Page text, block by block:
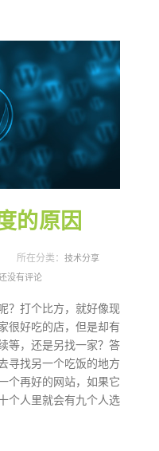
的原因
所在分类： 技术分享
没有评论
？打个比方，就好像现
很好吃的店，但是却有
等，还是另找一家？答
寻找另一个吃饭的地方
个再好的网站，如果它
个人里就会有九个人选